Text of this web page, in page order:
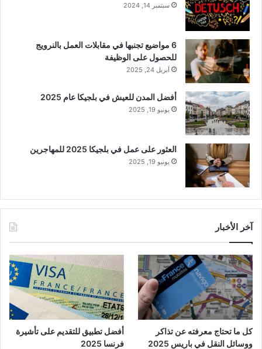
سبتمبر 14, 2024
6 مواضيع تجنبها في مقابلات العمل بالنرويج
للحصول على الوظيفة
أبريل 24, 2025
أفضل المدن للعيش في بلجيكا عام 2025
يونيو 19, 2025
العثور على عمل في بلجيكا 2025 للمهاجرين
يونيو 19, 2025
آخر الأخبار
كل ما تحتاج معرفته عن تذاكر
ووسائل النقل في باريس 2025
أفضل تطبيق للتقديم على تأشيرة
فرنسا 2025